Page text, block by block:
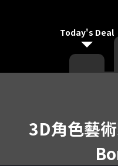
Today's Deal
3D角色藝